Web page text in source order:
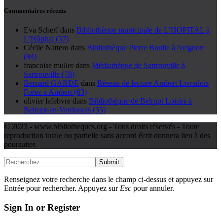
Commentaires récents
Eva Scherf dans Bibliothèque municipale de L’HOPITAL à
L’Hôpital (57)
Cécile Nattero dans Bibliothèque Pierre Boulle à Avignon
(84)
francoise muller dans Médiathèque de Sartrouville à
Sartrouville (78)
Bernard GARDE dans Réseau de lecture Ambert Livradois
Forez à Ambert (63)
olivier lefebvre dans Bibliothèque de Belrupt Loisirs à
Belrupt-en-Verdunois (55)
© 2023 - www.bibliotheques.org - Tous droits réservés - Toute
reproduction totale ou partielle sans accord écrit donnera lieu à des
poursuites
Submit
Renseignez votre recherche dans le champ ci-dessus et appuyez sur
Entrée pour rechercher. Appuyez sur Esc pour annuler.
Sign In or Register